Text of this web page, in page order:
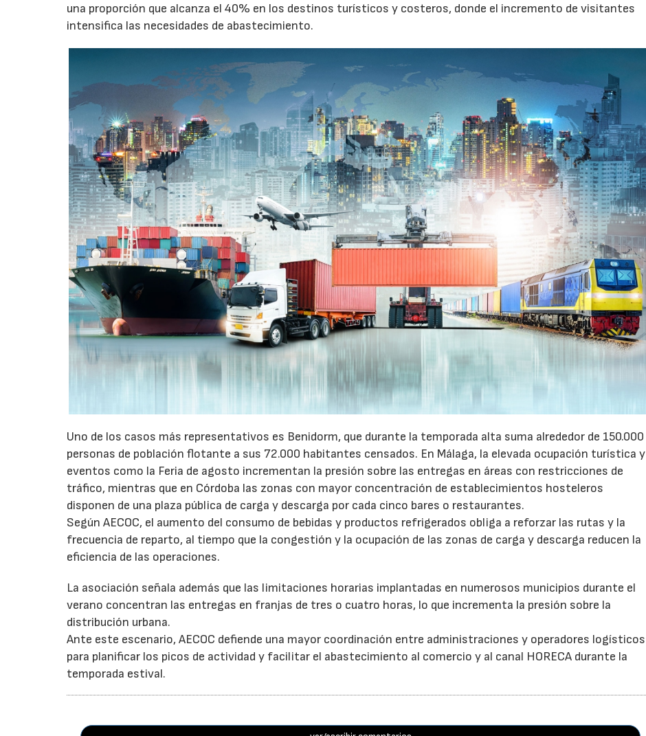
una proporción que alcanza el 40% en los destinos turísticos y costeros, donde el incremento de visitantes
intensifica las necesidades de abastecimiento.
Uno de los casos más representativos es Benidorm, que durante la temporada alta suma alrededor de 150.000
personas de población flotante a sus 72.000 habitantes censados. En Málaga, la elevada ocupación turística y
eventos como la Feria de agosto incrementan la presión sobre las entregas en áreas con restricciones de
tráfico, mientras que en Córdoba las zonas con mayor concentración de establecimientos hosteleros
disponen de una plaza pública de carga y descarga por cada cinco bares o restaurantes.
Según AECOC, el aumento del consumo de bebidas y productos refrigerados obliga a reforzar las rutas y la
frecuencia de reparto, al tiempo que la congestión y la ocupación de las zonas de carga y descarga reducen la
eficiencia de las operaciones.
La asociación señala además que las limitaciones horarias implantadas en numerosos municipios durante el
verano concentran las entregas en franjas de tres o cuatro horas, lo que incrementa la presión sobre la
distribución urbana.
Ante este escenario, AECOC defiende una mayor coordinación entre administraciones y operadores logísticos
para planificar los picos de actividad y facilitar el abastecimiento al comercio y al canal HORECA durante la
temporada estival.